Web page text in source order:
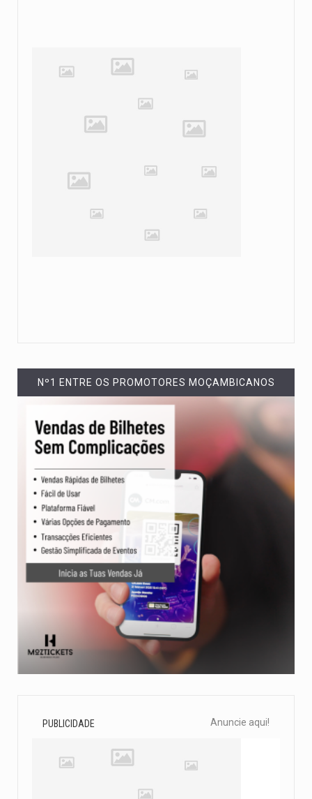
Nº1 ENTRE OS PROMOTORES MOÇAMBICANOS
PUBLICIDADE Anuncie aqui!